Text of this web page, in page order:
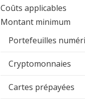
Coûts applicables
Montant minimum
Portefeuilles
Cryptomonnaies
Cartes prépayées